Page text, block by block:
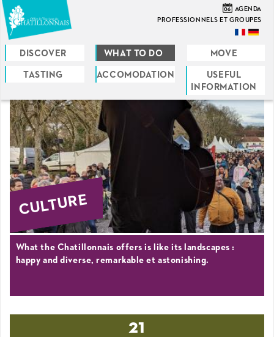
Skip
to
main
content
06 AGENDA
PROFESSIONNELS ET GROUPES
DISCOVER WHAT TO DO MOVE
TASTING ACCOMODATION
USEFUL
INFORMATION
are
here
CULTURE
What the Chatillonnais offers is like its landscapes :
happy and diverse, remarkable et astonishing.
21